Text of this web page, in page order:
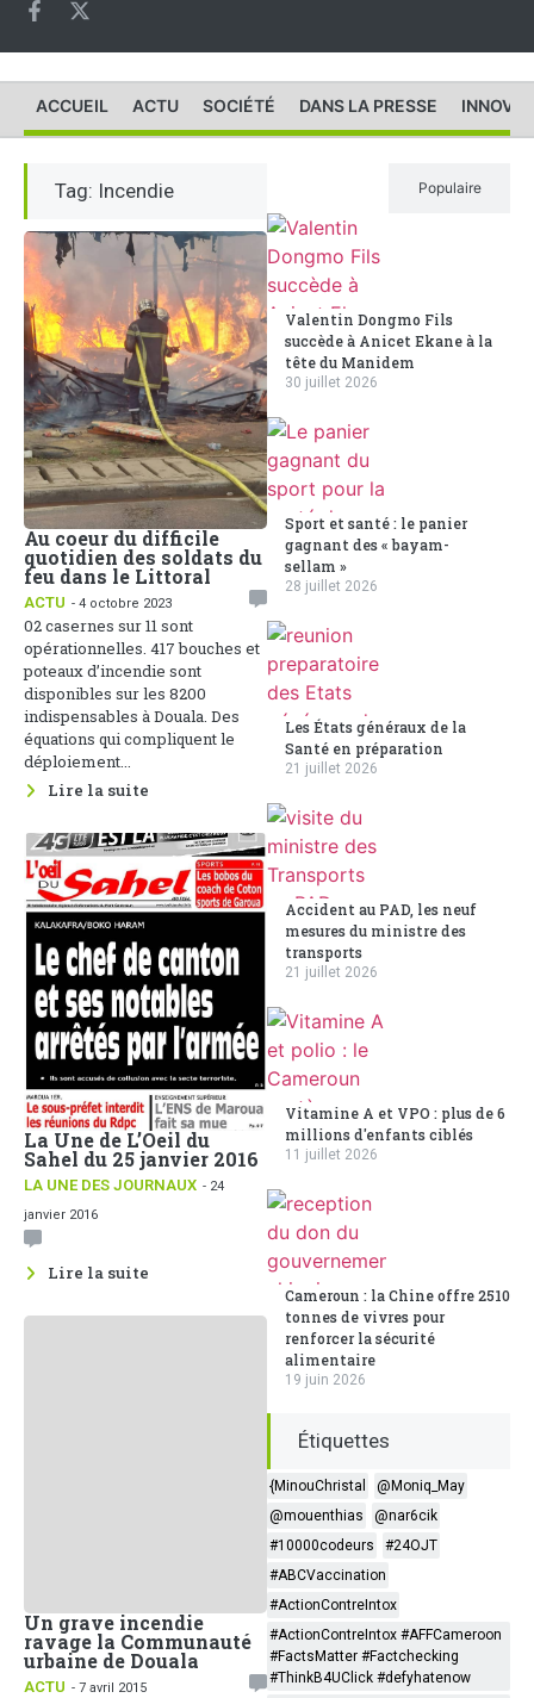
ACCUEIL ACTU SOCIÉTÉ DANS LA PRESSE
Tag: Incendie
Au coeur du difficile
quotidien des soldats du
feu dans le Littoral
ACTU - 4 octobre 2023
02 casernes sur 11 sont
opérationnelles. 417 bouches et
poteaux d’incendie sont
disponibles sur les 8200
indispensables à Douala. Des
équations qui compliquent le
déploiement...
Lire la suite
La Une de L’Oeil du
Sahel du 25 janvier 2016
LA UNE DES JOURNAUX - 24
janvier 2016
Lire la suite
Un grave incendie
ravage la Communauté
urbaine de Douala
ACTU - 7 avril 2015
Populaire
Valentin Dongmo Fils
succède à Anicet Ekane à la
tête du Manidem
30 juillet 2026
Sport et santé : le panier
gagnant des « bayam-
sellam »
28 juillet 2026
Les États généraux de la
Santé en préparation
21 juillet 2026
Accident au PAD, les neuf
mesures du ministre des
transports
21 juillet 2026
Vitamine A et VPO : plus de 6
millions d'enfants ciblés
11 juillet 2026
Cameroun : la Chine offre 2510
tonnes de vivres pour
renforcer la sécurité
alimentaire
19 juin 2026
Étiquettes
{MinouChristal
@Moniq_May
@mouenthias
@nar6cik
#10000codeurs
#24OJT
#ABCVaccination
#ActionContreIntox
#ActionContreIntox #AFFCameroon
#FactsMatter #Factchecking
#ThinkB4UClick #defyhatenow